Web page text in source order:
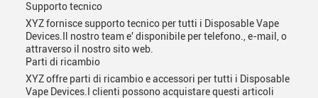
Supporto tecnico
XYZ fornisce supporto tecnico per tutti i Disposable Vape
Devices.Il nostro team e' disponibile per telefono., e-mail, o
attraverso il nostro sito web.
Parti di ricambio
XYZ offre parti di ricambio e accessori per tutti i Disposable
Vape Devices.I clienti possono acquistare questi articoli